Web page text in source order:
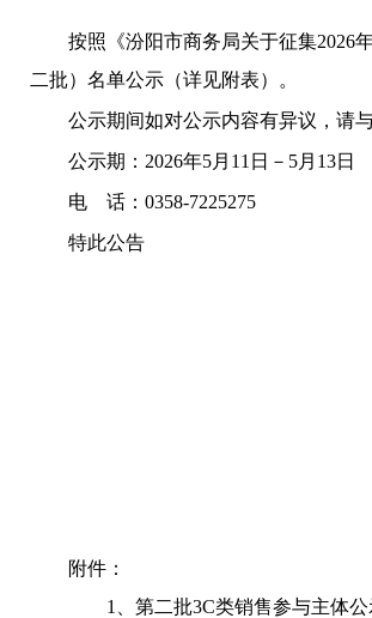
按照 《汾阳市商务局关于征集2026
二批）名单公示（详见附表）。
公示期间如对公示内容有异议，请
公示期： 2026年5月 11 日－ 5月 13日
电 话： 0358-7225275
特此公告
附件：
1、 第二批3C类销售参与主体公